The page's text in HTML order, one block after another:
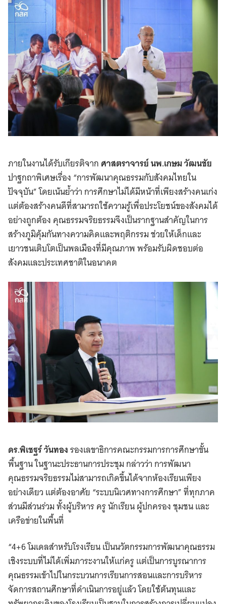
ภายในงานได้รับเกียรติจาก ศาสตราจารย์ นพ.เกษม วัฒนชัย
ปาฐกถาพิเศษเรื่อง “การพัฒนาคุณธรรมกับสังคมไทยใน
ปัจจุบัน” โดยเน้นย้ำว่า การศึกษาไม่ได้มีหน้าที่เพียงสร้างคนเก่ง
แต่ต้องสร้างคนดีที่สามารถใช้ความรู้เพื่อประโยชน์ของสังคมได้
อย่างถูกต้อง คุณธรรมจริยธรรมจึงเป็นรากฐานสำคัญในการ
สร้างภูมิคุ้มกันทางความคิดและพฤติกรรม ช่วยให้เด็กและ
เยาวชนเติบโตเป็นพลเมืองที่มีคุณภาพ พร้อมรับผิดชอบต่อ
สังคมและประเทศชาติในอนาคต
ดร.พิเชฐร์ วันทองรองเลขาธิการคณะกรรมการการศึกษาขั้น
พื้นฐาน ในฐานะประธานการประชุม กล่าวว่า การพัฒนา
คุณธรรมจริยธรรมไม่สามารถเกิดขึ้นได้จากห้องเรียนเพียง
อย่างเดียว แต่ต้องอาศัย “ระบบนิเวศทางการศึกษา” ที่ทุกภาค
ส่วนมีส่วนร่วม ทั้งผู้บริหาร ครู นักเรียน ผู้ปกครอง ชุมชน และ
เครือข่ายในพื้นที่
“4+6 โมเดลสำหรับโรงเรียน เป็นนวัตกรรมการพัฒนาคุณธรรม
เชิงระบบที่ไม่ได้เพิ่มภาระงานให้แก่ครู แต่เป็นการบูรณาการ
คุณธรรมเข้าไปในกระบวนการเรียนการสอนและการบริหาร
จัดการสถานศึกษาที่ดำเนินการอยู่แล้ว โดยใช้ต้นทุนและ